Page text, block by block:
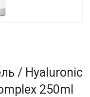
/ Hyaluronic
250ml